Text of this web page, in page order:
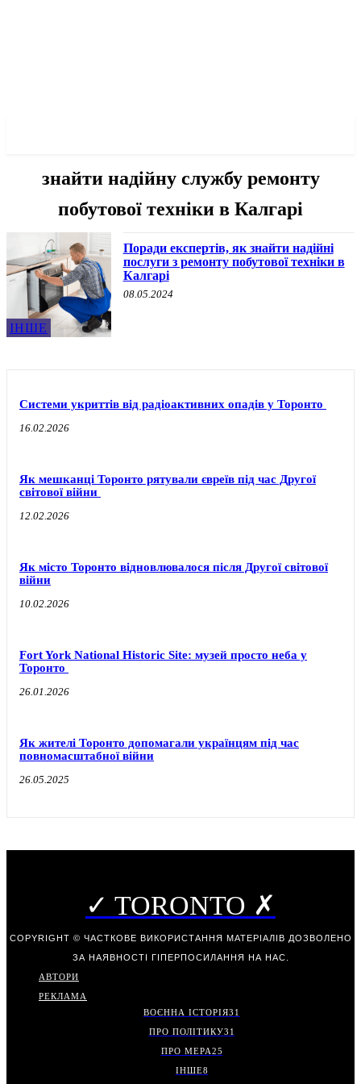
знайти надійну службу ремонту
побутової техніки в Калгарі
ІНШЕ
Поради експертів, як знайти надійні
послуги з ремонту побутової техніки в
Калгарі
08.05.2024
Системи укриттів від радіоактивних опадів у Торонто
16.02.2026
Як мешканці Торонто рятували євреїв під час Другої
світової війни
12.02.2026
Як місто Торонто відновлювалося після Другої світової
війни
10.02.2026
Fort York National Historic Site: музей просто неба у
Торонто
26.01.2026
Як жителі Торонто допомагали українцям під час
повномасштабної війни
26.05.2025
✓ TORONTO ✗
COPYRIGHT © ЧАСТКОВЕ ВИКОРИСТАННЯ МАТЕРІАЛІВ ДОЗВОЛЕНО
ЗА НАЯВНОСТІ ГІПЕРПОСИЛАННЯ НА НАС.
АВТОРИ
РЕКЛАМА
ВОЄННА ІСТОРІЯ31
ПРО ПОЛІТИКУ31
ПРО МЕРА25
ІНШЕ8